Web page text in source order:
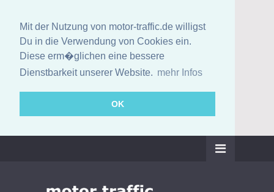
Mit der Nutzung von motor-traffic.de willigst
Du in die Verwendung von Cookies ein.
Diese erm�glichen eine bessere
Dienstbarkeit unserer Website. mehr Infos
OK